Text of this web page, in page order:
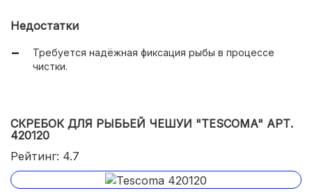
Недостатки
Требуется надёжная фиксация рыбы в процессе
чистки.
СКРЕБОК ДЛЯ РЫБЬЕЙ ЧЕШУИ "TESCOMA" АРТ.
420120
Рейтинг: 4.7